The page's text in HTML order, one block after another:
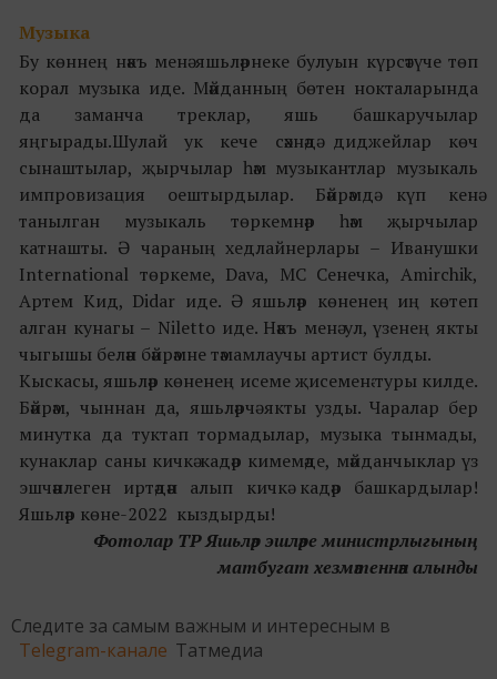
Музыка
Бу көннең нәкъ менә яшьләрнеке булуын күрсәтүче төп
корал музыка иде. Мәйданның бөтен нокталарында
да заманча треклар, яшь башкаручылар
яңгырады.Шулай ук кече сәхнәдә диджейлар көч
сынаштылар, җырчылар һәм музыкантлар музыкаль
импровизация оештырдылар. Бәйрәмдә күп кенә
танылган музыкаль төркемнәр һәм җырчылар
катнашты. Ә чараның хедлайнерлары – Иванушки
International төркеме, Dava, МС Сенечка, Amirchik,
Артем Кид, Didar иде. Ә яшьләр көненең иң көтеп
алган кунагы – Niletto иде. Нәкъ менә ул, үзенең якты
чыгышы белән бәйрәмне тәмамлаучы артист булды.
Кыскасы, яшьләр көненең исеме җисеменә туры килде.
Бәйрәм, чыннан да, яшьләрчә якты узды. Чаралар бер
минутка да туктап тормадылар, музыка тынмады,
кунаклар саны кичкә кадәр кимемәде, мәйданчыклар үз
эшчәнлеген иртәдән алып кичкә кадәр башкардылар!
Яшьләр көне-2022 кыздырды!
Фотолар ТР Яшьләр эшләре министрлыгының
матбугат хезмәтеннән алынды
Следите за самым важным и интересным в
Telegram-канале Татмедиа